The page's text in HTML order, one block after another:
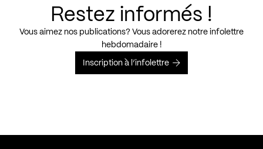
Restez informés !
Vous aimez nos publications? Vous adorerez notre infolettre
hebdomadaire !
Inscription à l’infolettre